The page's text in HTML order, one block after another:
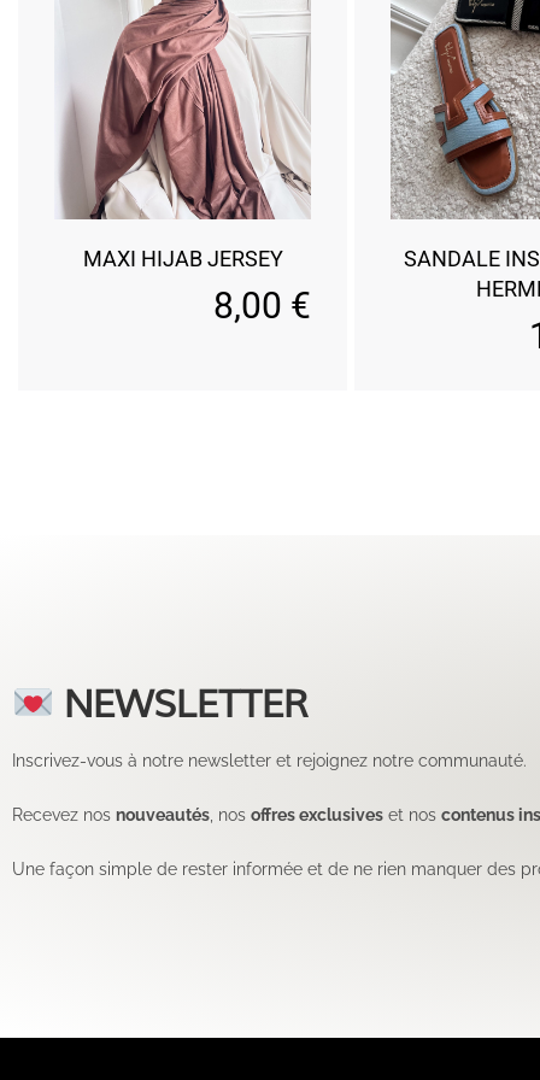
MAXI HIJAB JERSEY
8,00 €
SANDALE
NEWSLETTER
Inscrivez-vous à notre newsletter et rejoignez notre communauté.
Recevez nos nouveautés , nos offres exclusives et nos contenus
Une façon simple de rester informée et de ne rien manquer des